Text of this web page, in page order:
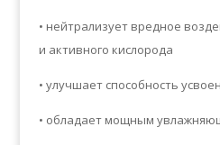
• нейтрализует вредное
и активного кислорода
• улучшает способность
• обладает мощным